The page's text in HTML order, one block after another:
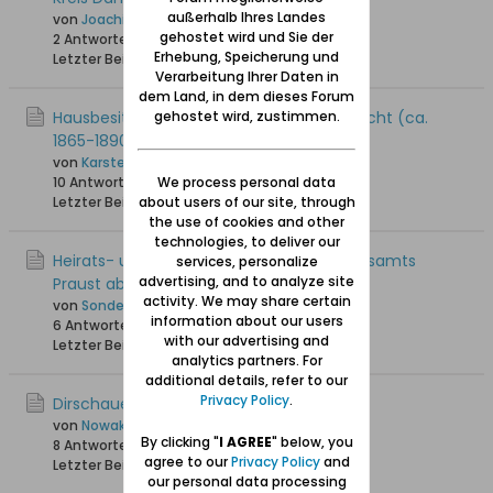
von Joachim
2 Antworten
8.198 Hits0 Likes
Letzter Beitrag
16.02.2023, 19:25
Hausbesitzer anhand Hausnummer gesucht (ca.
1865-1890)
von Karsten_A
10 Antworten
8.279 Hits0 Likes
Letzter Beitrag07.11.2022, 18:59
Heirats- und Sterbeurkunden des Standesamts
Praust ab 1915 veröffentlicht
von Sonde
6 Antworten
7.371 Hits0 Likes
Letzter Beitrag
25.04.2022, 19:17
Dirschauerstr.28 in Praust?
von Nowak
8 Antworten
21.973 Hits0 Likes
Letzter Beitrag15.07.2021, 22:02
außerhalb Ihres Landes
gehostet wird und Sie der
Erhebung, Speicherung und
Verarbeitung Ihrer Daten in
dem Land, in dem dieses Forum
gehostet wird, zustimmen.
We process personal data
about users of our site, through
the use of cookies and other
technologies, to deliver our
services, personalize
advertising, and to analyze site
activity. We may share certain
information about our users
with our advertising and
analytics partners. For
additional details, refer to our
Privacy Policy.
By clicking "I AGREE" below, you
agree to ourPrivacy Policyand
our personal data processing